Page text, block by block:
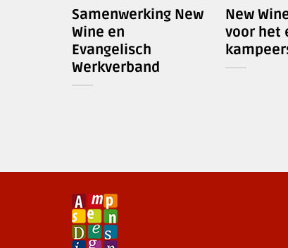
Samenwerking New
Wine en
Evangelisch
Werkverband
New
voor het